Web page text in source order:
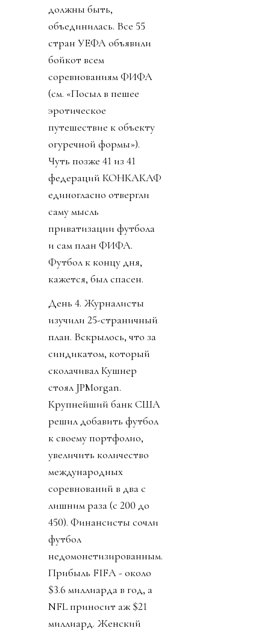
должны быть,
объединилась. Все 55
стран УЕФА объявили
бойкот всем
соревнованиям ФИФА
(см. «Посыл в пешее
эротическое
путешествие к объекту
огуречной формы»).
Чуть позже 41 из 41
федераций КОНКАКАФ
единогласно отвергли
саму мысль
приватизации футбола
и сам план ФИФА.
Футбол к концу дня,
кажется, был спасен.
День 4. Журналисты
изучили 25-страничный
план. Вскрылось, что за
синдикатом, который
сколачивал Кушнер
стоял JPMorgan.
Крупнейший банк США
решил добавить футбол
к своему портфолио,
увеличить количество
международных
соревнований в два с
лишним раза (с 200 до
450). Финансисты сочли
футбол
недомонетизированным.
Прибыль FIFA - около
$3.6 миллиарда в год, а
NFL приносит аж $21
миллиард. Женский